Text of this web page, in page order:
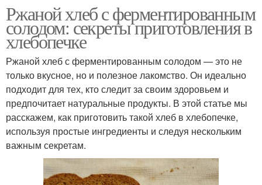
Ржаной хлеб с ферментированным
солодом: секреты приготовления в
хлебопечке
Ржаной хлеб с ферментированным солодом — это не
только вкусное, но и полезное лакомство. Он идеально
подходит для тех, кто следит за своим здоровьем и
предпочитает натуральные продукты. В этой статье мы
расскажем, как приготовить такой хлеб в хлебопечке,
используя простые ингредиенты и следуя нескольким
важным секретам.